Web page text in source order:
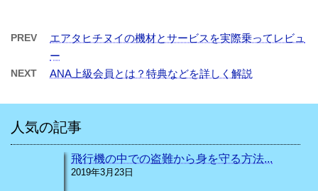
PREV
エアタヒチヌイの機材とサービスを実際乗ってレビュ
ー
NEXT ANA上級会員とは？特典などを詳しく解説
人気の記事
飛行機の中での盗難から身を守る方法...
2019年3月23日